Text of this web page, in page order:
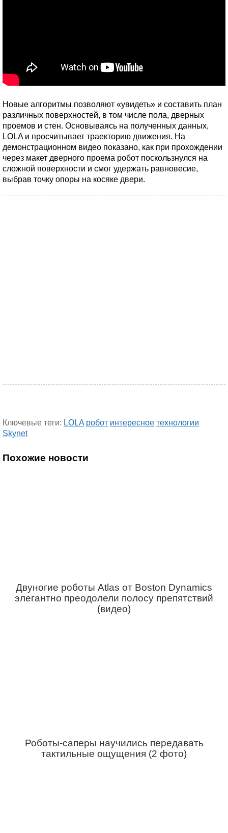
Новые алгоритмы позволяют «увидеть» и составить план
различных поверхностей, в том числе пола, дверных
проемов и стен. Основываясь на полученных данных,
LOLA и просчитывает траекторию движения. На
демонстрационном видео показано, как при прохождении
через макет дверного проема робот поскользнулся на
сложной поверхности и смог удержать равновесие,
выбрав точку опоры на косяке двери.
Ключевые теги: LOLA робот интересное технологии
Skynet
Похожие новости
Двуногие роботы Atlas от Boston Dynamics
элегантно преодолели полосу препятствий
(видео)
Роботы-саперы научились передавать
тактильные ощущения (2 фото)